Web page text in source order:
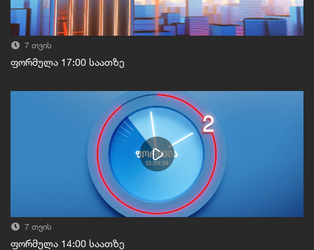
7 თვის
ფორმულა 17:00 საათზე
7 თვის
ფორმულა 14:00 საათზე